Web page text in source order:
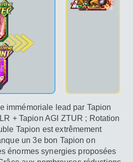
immémoriale lead par Tapion
+ Tapion AGI ZTUR ; Rotation
Tapion est extrêmement
un 3e bon Tapion on
énormes synergies proposées